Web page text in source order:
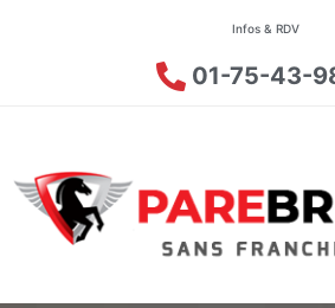
Infos & RDV
01-75-43-